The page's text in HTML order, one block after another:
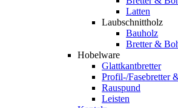
Latten
Laubschnittholz
Bauholz
Bretter &
Hobelware
Glattkantbretter
Profil-/Fasebretter
Rauspund
Leisten